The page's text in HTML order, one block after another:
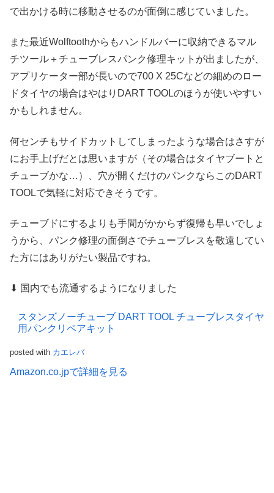
で出かける時に移動させるのが面倒に感じていました。
また最近Wolftoothからもハンドルバーに収納できるマル
チツール＋チューブレスパンク修理キットが出ましたが、
アプリケーター部が長いので700 X 25Cなどの細めのロー
ドタイヤの場合はやはりDART TOOLのほうが使いやすい
かもしれません。
何センチもサイドカットしてしまったような場合はさすが
にお手上げだとは思いますが（その場合はタイヤブートと
チューブかな…）、穴が開くだけのパンクならこのDART
TOOLで気軽に対応できそうです。
チューブドにするよりも手間がかからず復帰も早いでしょ
うから、パンク修理の面倒さでチューブレスを敬遠してい
た方にはありがたい製品ですね。
⬇ 国内でも流通するようになりました
スタンズノーチューブ DART TOOL チューブレスタイヤ
用パンクリペアキット
posted with カエレバ
Amazon.co.jpで詳細を見る